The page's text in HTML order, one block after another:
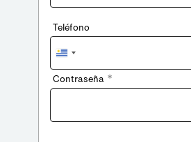
Teléfono
Uruguay
+598
Contraseña *